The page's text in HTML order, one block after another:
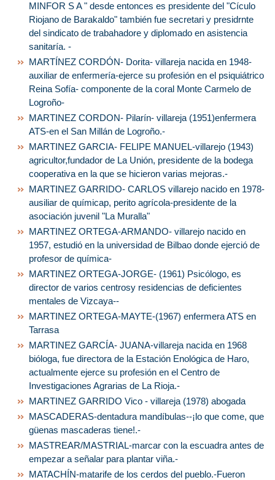
MINFOR S A " desde entonces es presidente del "Cículo
Riojano de Barakaldo" también fue secretari y presidrnte
del sindicato de trabahadore y diplomado en asistencia
sanitaría. -
MARTÍNEZ CORDÓN- Dorita- villareja nacida en 1948-
auxiliar de enfermería-ejerce su profesión en el psiquiátrico
Reina Sofía- componente de la coral Monte Carmelo de
Logroño-
MARTINEZ CORDON- Pilarín- villareja (1951)enfermera
ATS-en el San Millán de Logroño.-
MARTINEZ GARCIA- FELIPE MANUEL-villarejo (1943)
agricultor,fundador de La Unión, presidente de la bodega
cooperativa en la que se hicieron varias mejoras.-
MARTINEZ GARRIDO- CARLOS villarejo nacido en 1978-
ausiliar de químicap, perito agrícola-presidente de la
asociación juvenil "La Muralla"
MARTINEZ ORTEGA-ARMANDO- villarejo nacido en
1957, estudió en la universidad de Bilbao donde ejerció de
profesor de química-
MARTINEZ ORTEGA-JORGE- (1961) Psicólogo, es
director de varios centrosy residencias de deficientes
mentales de Vizcaya--
MARTINEZ ORTEGA-MAYTE-(1967) enfermera ATS en
Tarrasa
MARTINEZ GARCÍA- JUANA-villareja nacida en 1968
bióloga, fue directora de la Estación Enológica de Haro,
actualmente ejerce su profesión en el Centro de
Investigaciones Agrarias de La Rioja.-
MARTINEZ GARRIDO Vico - villareja (1978) abogada
MASCADERAS-dentadura mandíbulas--¡lo que come, que
güenas mascaderas tiene!.-
MASTREAR/MASTRIAL-marcar con la escuadra antes de
empezar a señalar para plantar viña.-
MATACHÍN-matarife de los cerdos del pueblo.-Fueron